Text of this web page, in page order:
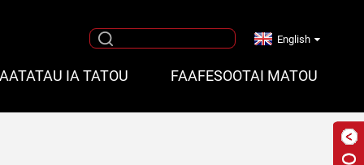
IA TATOU FAAFESOOTAI MATOU
English